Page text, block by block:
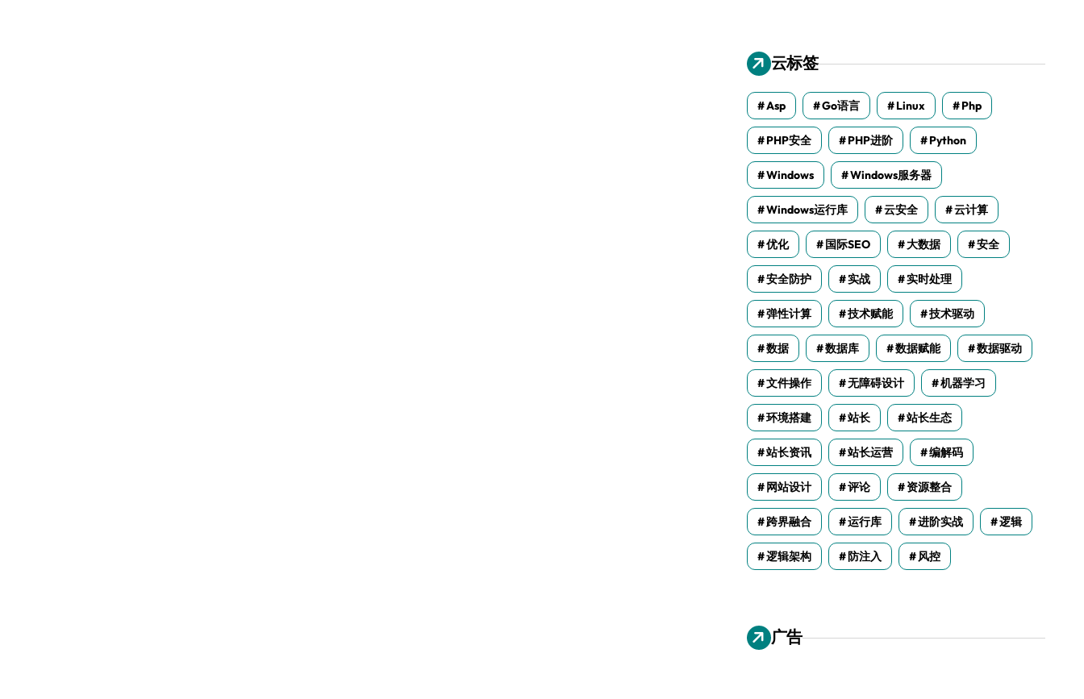
云标签
Asp Go语言 Linux Php
PHP安全 PHP进阶 Python
Windows Windows服务器
Windows运行库 云安全 云计算
优化 国际SEO 大数据 安全
安全防护 实战 实时处理
弹性计算 技术赋能 技术驱动
数据 数据库 数据赋能 数据驱动
文件操作 无障碍设计 机器学习
环境搭建 站长 站长生态
站长资讯 站长运营 编解码
网站设计 评论 资源整合
跨界融合 运行库 进阶实战 逻辑
逻辑架构 防注入 风控
广告